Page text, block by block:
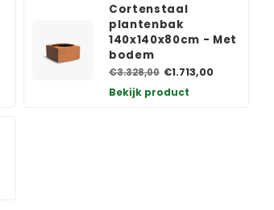
Cortenstaal
plantenbak
140x140x80cm - Met
bodem
€3.328,00 €1.713,00
Bekijk product